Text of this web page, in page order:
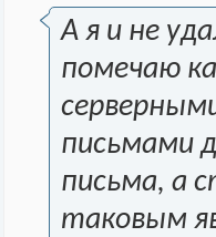
А я и не
помечаю
письмами
письма, а
таковым